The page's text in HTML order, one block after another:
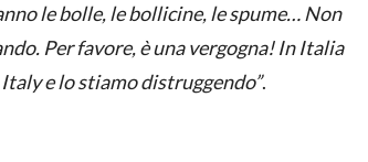
le bolle, le bollicine, le spume… Non
Per favore, è una vergogna! In Italia
e lo stiamo distruggendo”.